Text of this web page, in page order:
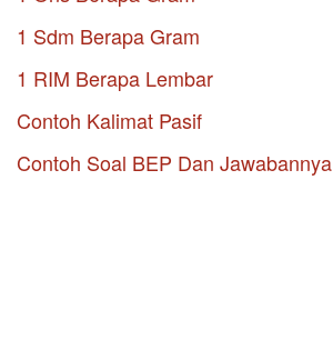
1 Sdm Berapa Gram
1 RIM Berapa Lembar
Contoh Kalimat Pasif
Contoh Soal BEP Dan Jawabannya